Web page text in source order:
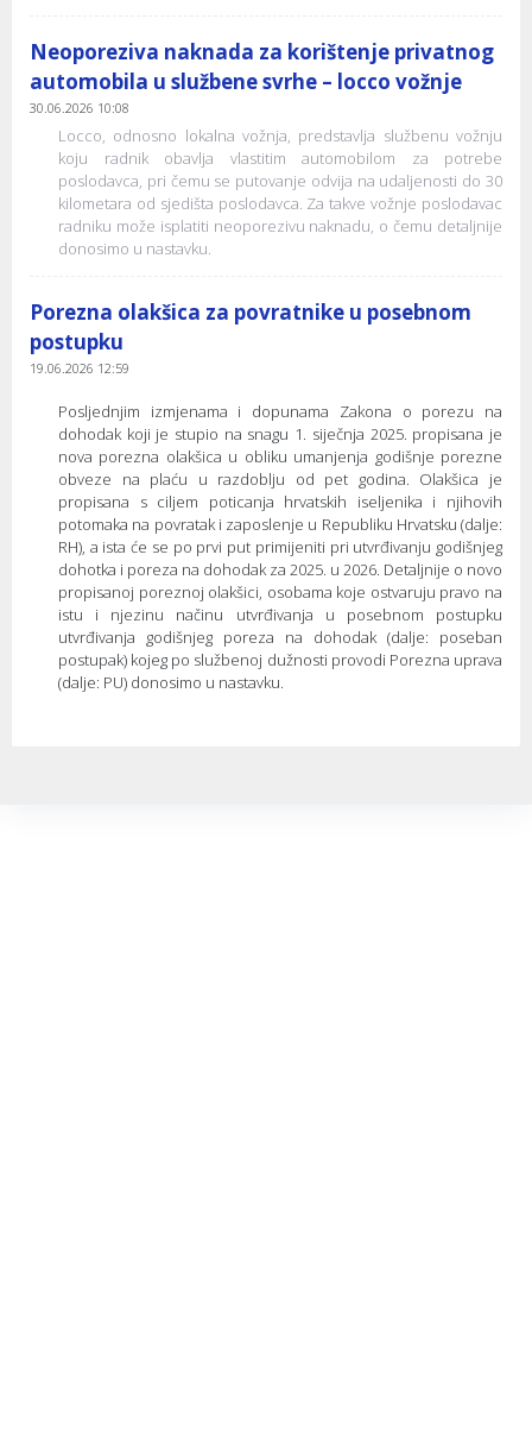
Neoporeziva naknada za korištenje privatnog
automobila u službene svrhe – locco vožnje
30.06.2026 10:08
Locco, odnosno lokalna vožnja, predstavlja službenu vožnju
koju radnik obavlja vlastitim automobilom za potrebe
poslodavca, pri čemu se putovanje odvija na udaljenosti do 30
kilometara od sjedišta poslodavca. Za takve vožnje poslodavac
radniku može isplatiti neoporezivu naknadu, o čemu detaljnije
donosimo u nastavku.
Porezna olakšica za povratnike u posebnom
postupku
19.06.2026 12:59
Posljednjim izmjenama i dopunama Zakona o porezu na
dohodak koji je stupio na snagu 1. siječnja 2025. propisana je
nova porezna olakšica u obliku umanjenja godišnje porezne
obveze na plaću u razdoblju od pet godina. Olakšica je
propisana s ciljem poticanja hrvatskih iseljenika i njihovih
potomaka na povratak i zaposlenje u Republiku Hrvatsku (dalje:
RH), a ista će se po prvi put primijeniti pri utvrđivanju godišnjeg
dohotka i poreza na dohodak za 2025. u 2026. Detaljnije o novo
propisanoj poreznoj olakšici, osobama koje ostvaruju pravo na
istu i njezinu načinu utvrđivanja u posebnom postupku
utvrđivanja godišnjeg poreza na dohodak (dalje: poseban
postupak) kojeg po službenoj dužnosti provodi Porezna uprava
(dalje: PU) donosimo u nastavku.